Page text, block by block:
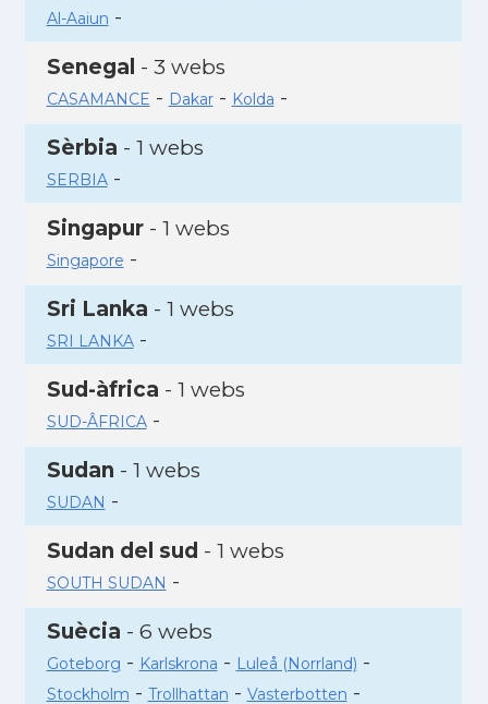
Al-Aaiun -
Senegal - 3 webs
CASAMANCE - Dakar- Kolda -
Sèrbia - 1 webs
SERBIA-
Singapur- 1 webs
Singapore -
Sri Lanka - 1 webs
SRI LANKA-
Sud-àfrica - 1 webs
SUD-ÂFRICA-
Sudan - 1 webs
SUDAN -
Sudan del sud - 1 webs
SOUTH SUDAN -
Suècia - 6 webs
Goteborg - Karlskrona - Luleå (Norrland) -
Stockholm - Trollhattan - Vasterbotten -